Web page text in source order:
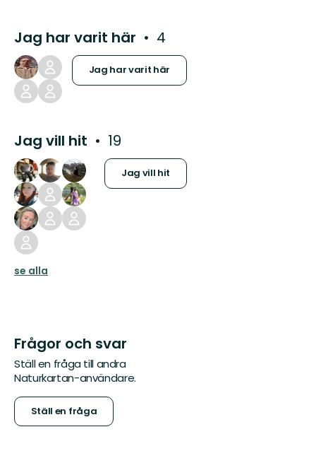
Jag har varit här 4
Jag har varit här
Jag vill hit 19
Jag vill hit
se alla
Frågor och svar
Ställ en fråga till andra
Naturkartan-användare.
Ställ en fråga